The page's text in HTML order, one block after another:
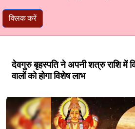
क्लिक करें
देवगुरु बृहस्पति ने अपनी शत्रु राशि में
वालों को होगा विशेष लाभ